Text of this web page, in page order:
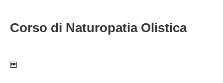
Corso di Naturopatia Olistica